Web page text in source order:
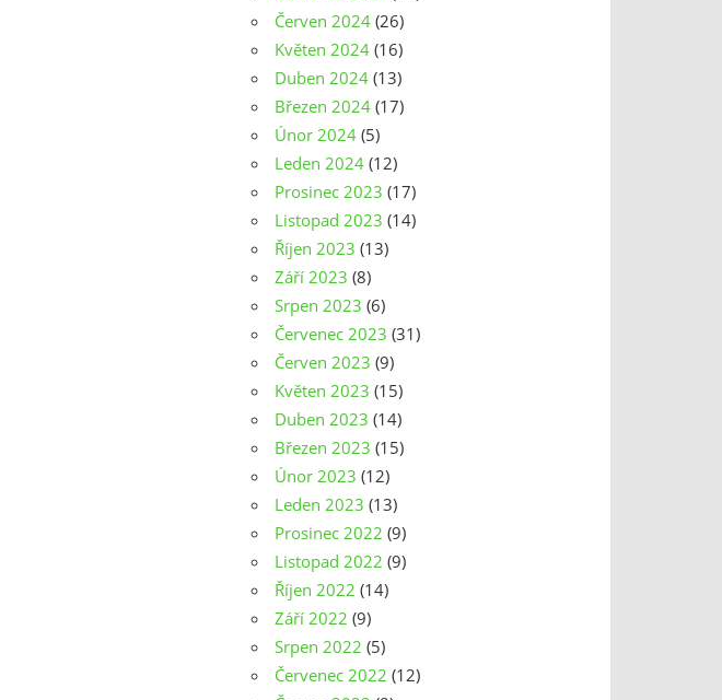
Červen 2024 (26)
Květen 2024 (16)
Duben 2024 (13)
Březen 2024 (17)
Únor 2024 (5)
Leden 2024 (12)
Prosinec 2023 (17)
Listopad 2023 (14)
Říjen 2023 (13)
Září 2023 (8)
Srpen 2023 (6)
Červenec 2023 (31)
Červen 2023 (9)
Květen 2023 (15)
Duben 2023 (14)
Březen 2023 (15)
Únor 2023 (12)
Leden 2023 (13)
Prosinec 2022 (9)
Listopad 2022 (9)
Říjen 2022 (14)
Září 2022 (9)
Srpen 2022 (5)
Červenec 2022 (12)